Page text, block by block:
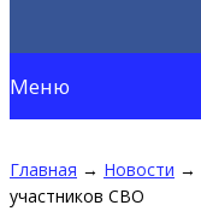
Меню
Главная → Новости →
участников СВО